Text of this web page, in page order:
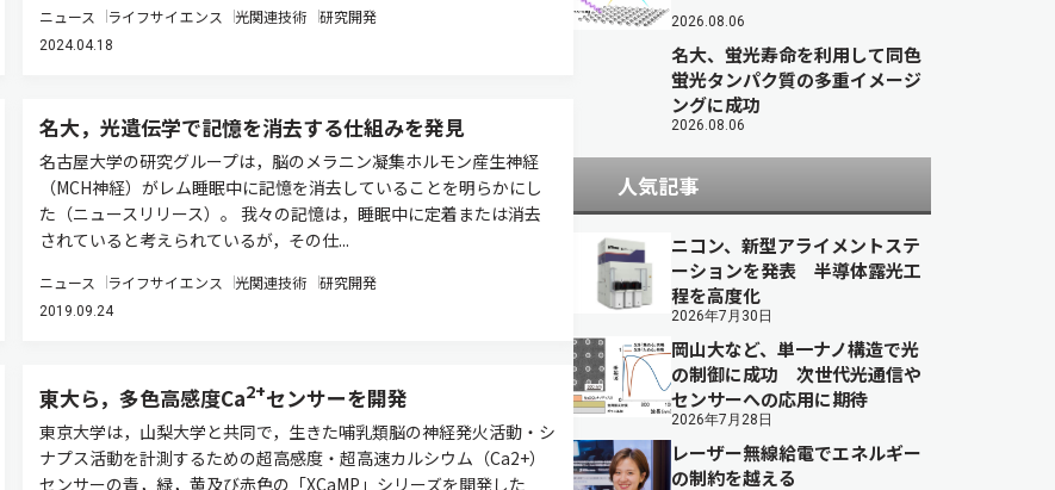
ニュース ライフサイエンス 光関連技術 研究開発
2024.04.18
名大，光遺伝学で記憶を消去する仕組みを発見
名古屋大学の研究グループは，脳のメラニン凝集ホルモン産生神経
（MCH神経）がレム睡眠中に記憶を消去していることを明らかにし
た（ニュースリリース）。 我々の記憶は，睡眠中に定着または消去
されていると考えられているが，その仕...
ニュース ライフサイエンス 光関連技術 研究開発
2019.09.24
東大ら，多色高感度Ca2+センサーを開発
東京大学は，山梨大学と共同で，生きた哺乳類脳の神経発火活動・シ
ナプス活動を計測するための超高感度・超高速カルシウム（Ca2+）
センサーの青，緑，黄及び赤色の「XCaMP」シリーズを開発した
2026.08.06
名大、蛍光寿命を利用して同色
蛍光タンパク質の多重イメージ
ングに成功
2026.08.06
人気記事
ニコン、新型アライメントステ
ーションを発表 半導体露光工
程を高度化
2026年7月30日
岡山大など、単一ナノ構造で光
の制御に成功 次世代光通信や
センサーへの応用に期待
2026年7月28日
レーザー無線給電でエネルギー
の制約を越える